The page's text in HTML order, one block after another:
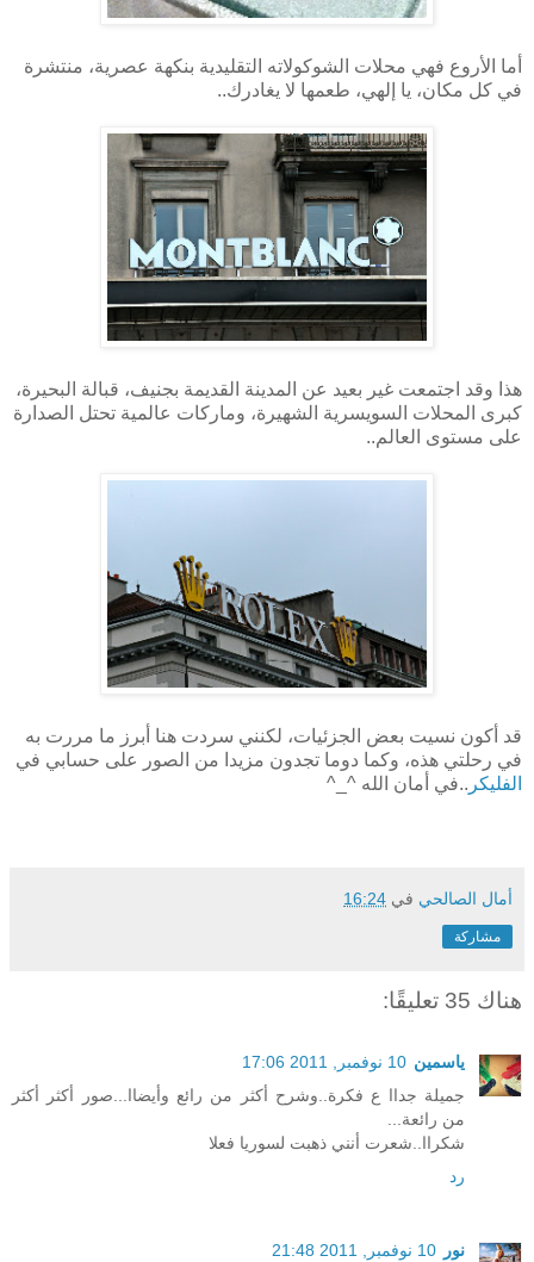
أما الأروع فهي محلات الشوكولاته التقليدية بنكهة عصرية، منتشرة
في كل مكان، يا إلهي، طعمها لا يغادرك..
هذا وقد اجتمعت غير بعيد عن المدينة القديمة بجنيف، قبالة البحيرة،
كبرى المحلات السويسرية الشهيرة، وماركات عالمية تحتل الصدارة
على مستوى العالم..
قد أكون نسيت بعض الجزئيات، لكنني سردت هنا أبرز ما مررت به
في رحلتي هذه، وكما دوما تجدون مزيدا من الصور على حسابي في
الفليكر ..في أمان الله ^_^
أمال الصالحي في 16:24
مشاركة
هناك 35 تعليقًا:
ياسمين 10 نوفمبر, 2011 17:06
جميلة جداا ع فكرة..وشرح أكثر من رائع وأيضاا...صور أكثر أكثر
من رائعة...
شكراا..شعرت أنني ذهبت لسوريا فعلا
رد
نور
10 نوفمبر, 2011 21:48